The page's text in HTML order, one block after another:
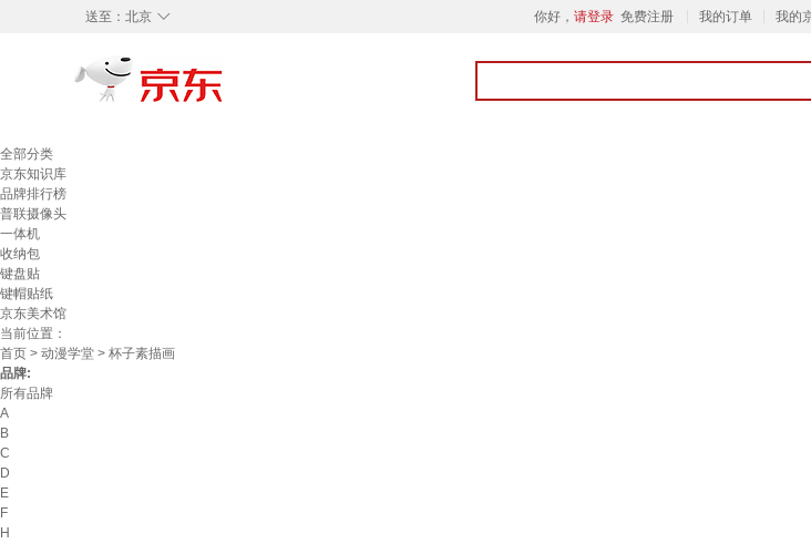
◇
送至： 北京 你好， 请登录 免费注册 我的订单 我的
全部分类
京东知识库
品牌排行榜
普联摄像头
一体机
收纳包
键盘贴
键帽贴纸
京东美术馆
当前位置：
首页 > 动漫学堂 > 杯子素描画
品牌:
所有品牌
A
B
C
D
E
F
H